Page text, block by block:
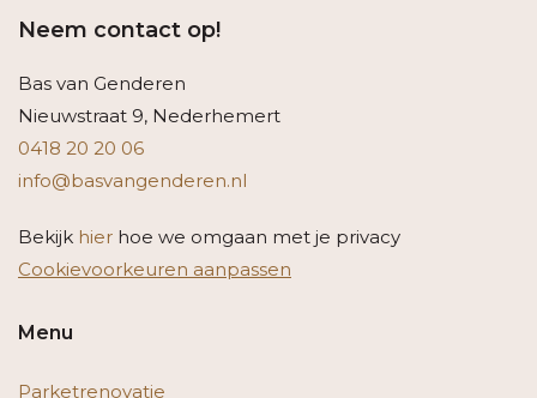
Neem contact op!
Bas van Genderen
Nieuwstraat 9, Nederhemert
0418 20 20 06
info@basvangenderen.nl
Bekijk hier hoe we omgaan met je privacy
Cookievoorkeuren aanpassen
Menu
Parketrenovatie